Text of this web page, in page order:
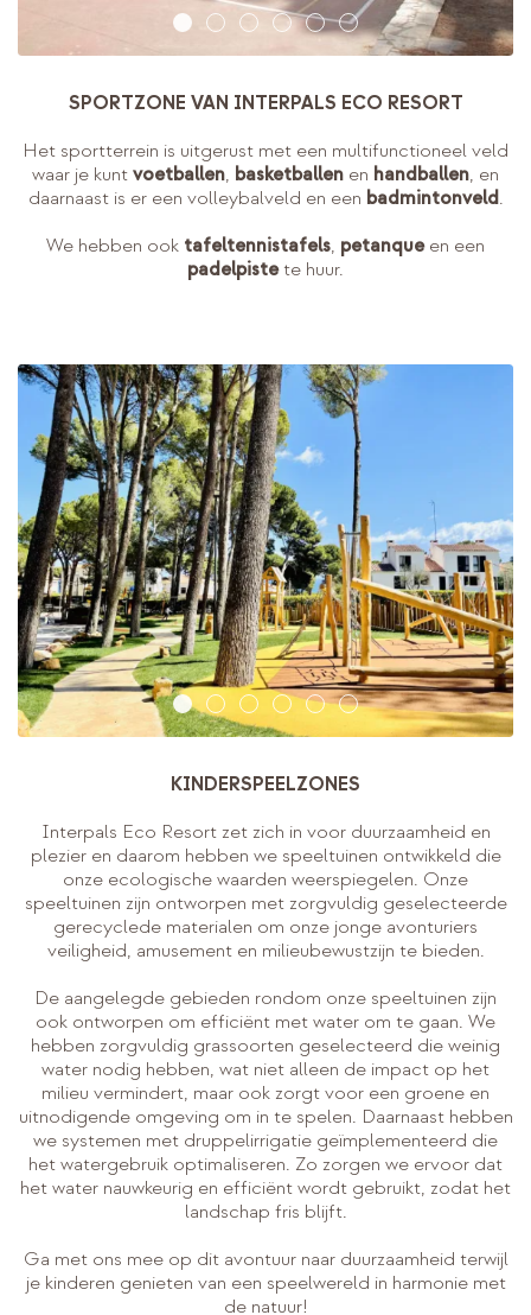
SPORTZONE VAN INTERPALS ECO RESORT
Het sportterrein is uitgerust met een multifunctioneel veld
waar je kunt voetballen, basketballen en handballen, en
daarnaast is er een volleybalveld en een badmintonveld.
We hebben ook tafeltennistafels, petanqueen een
padelpistete huur.
KINDERSPEELZONES
Interpals Eco Resort zet zich in voor duurzaamheid en
plezier en daarom hebben we speeltuinen ontwikkeld die
onze ecologische waarden weerspiegelen. Onze
speeltuinen zijn ontworpen met zorgvuldig geselecteerde
gerecyclede materialen om onze jonge avonturiers
veiligheid, amusement en milieubewustzijn te bieden.
De aangelegde gebieden rondom onze speeltuinen zijn
ook ontworpen om efficiënt met water om te gaan. We
hebben zorgvuldig grassoorten geselecteerd die weinig
water nodig hebben, wat niet alleen de impact op het
milieu vermindert, maar ook zorgt voor een groene en
uitnodigende omgeving om in te spelen. Daarnaast hebben
we systemen met druppelirrigatie geïmplementeerd die
het watergebruik optimaliseren. Zo zorgen we ervoor dat
het water nauwkeurig en efficiënt wordt gebruikt, zodat het
landschap fris blijft.
Ga met ons mee op dit avontuur naar duurzaamheid terwijl
je kinderen genieten van een speelwereld in harmonie met
de natuur!